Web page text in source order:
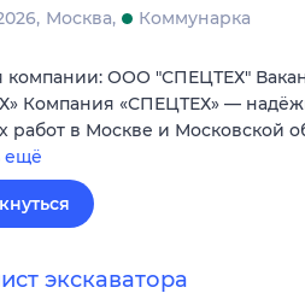
Москва
Коммунарка
компании: ООО "СПЕЦТЕХ"
Компания «СПЕЦТЕХ» —
работ в Москве и Московской
ещё
экскаватора